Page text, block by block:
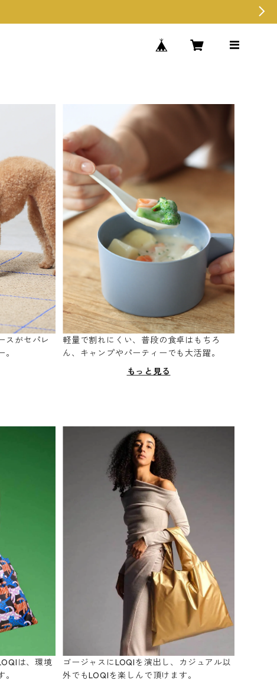
スがセパレ
軽量で割れにくい、普段の食卓はもちろ
ん、キャンプやパーティーでも大活躍。
もっと見る
は、環境
ゴージャスにLOQIを演出し、カジュアル以
外でもLOQIを楽しんで頂けます。